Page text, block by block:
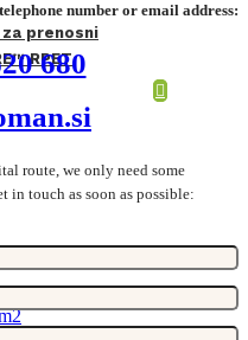
prenosni
RPET
number or email address:
680
route, we only need some
touch as soon as possible: